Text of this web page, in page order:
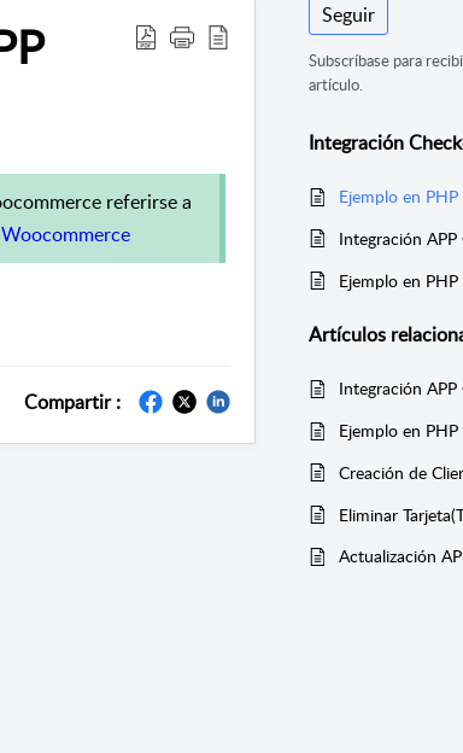
referirse a
Compartir :
Seguir
Subscríbase para
artículo.
Integración
Integración
Artículos
Integración